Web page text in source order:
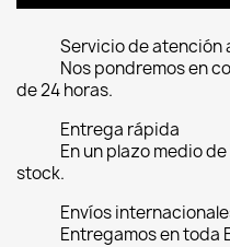
Servicio de atención
Nos pondremos en
de 24 horas.
Entrega rápida
En un plazo medio
stock.
Envíos
Entregamos en toda